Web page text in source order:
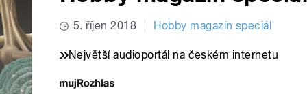
5. říjen 2018 Hobby magazín speciál
Největší audioportál na českém internetu